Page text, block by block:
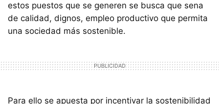
estos puestos que se generen se busca que sena
de calidad, dignos, empleo productivo que permita
una sociedad más sostenible.
Para ello se apuesta por incentivar la sostenibilidad